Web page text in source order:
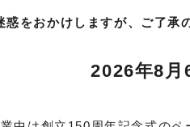
惑をおかけしますが、 ご了承
2026年8月